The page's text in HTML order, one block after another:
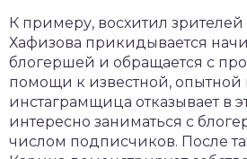
К примеру, восхитил
Хафизова прикидывается
блогершей и обращается с
помощи к известной, опытной
инстаграмщица отказывает в
интересно заниматься с
числом подписчиков. После